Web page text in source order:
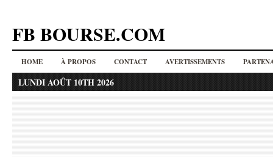
FB BOURSE.COM
HOME À PROPOS CONTACT AVERTISSEMENTS
LUNDI AOÛT 10TH 2026